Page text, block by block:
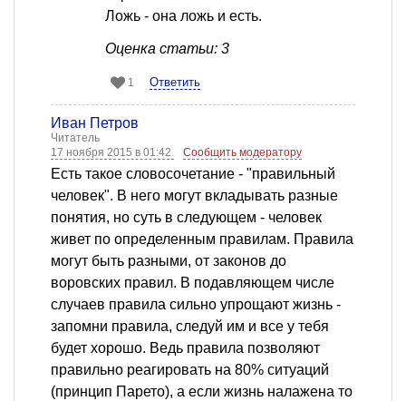
Ложь - она ложь и есть.
Оценка статьи: 3
1 Ответить
Иван Петров
Читатель
17 ноября 2015 в 01:42
Сообщить модератору
Есть такое словосочетание - "правильный
человек". В него могут вкладывать разные
понятия, но суть в следующем - человек
живет по определенным правилам. Правила
могут быть разными, от законов до
воровских правил. В подавляющем числе
случаев правила сильно упрощают жизнь -
запомни правила, следуй им и все у тебя
будет хорошо. Ведь правила позволяют
правильно реагировать на 80% ситуаций
(принцип Парето), а если жизнь налажена то